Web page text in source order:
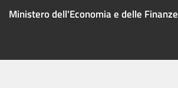
Ministero dell'Economia e delle Finanze
Menu